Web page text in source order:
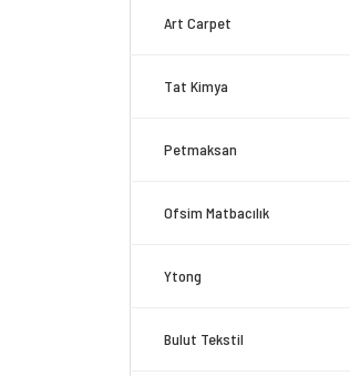
Art Carpet
Tat Kimya
Petmaksan
Ofsim Matbacılık
Ytong
Bulut Tekstil